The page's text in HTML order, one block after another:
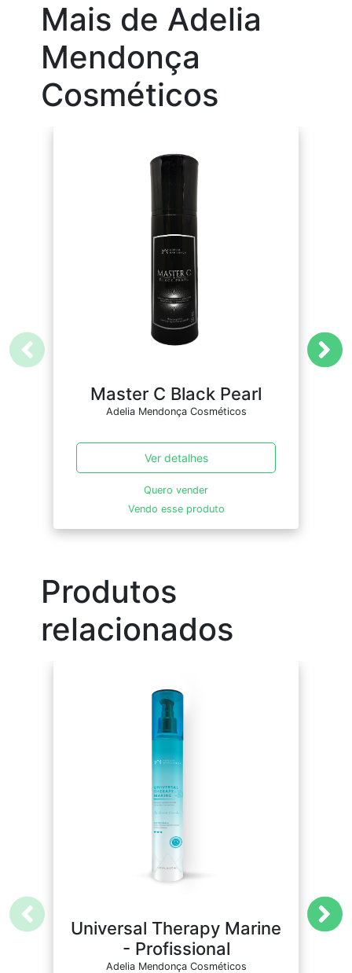
Mais de Adelia
Mendonça
Cosméticos
Master C Black Pearl
Adelia Mendonça Cosméticos
Ver detalhes
Quero vender
Vendo esse produto
Produtos
relacionados
Universal Therapy Marine
- Profissional
Adelia Mendonça Cosméticos